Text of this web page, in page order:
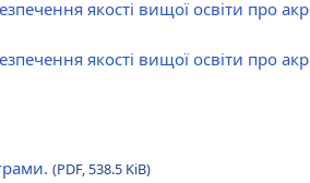
якості вищої освіти про
якості вищої освіти про
(PDF, 538.5 KiB)